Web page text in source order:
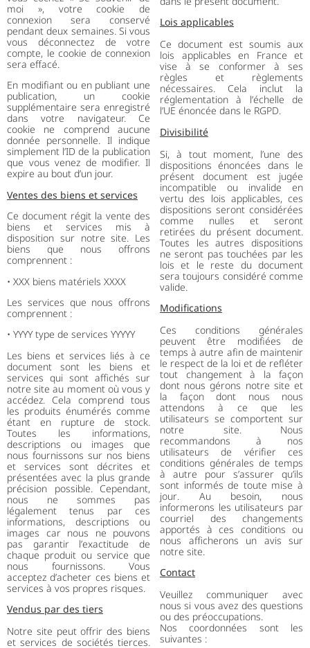
moi », votre cookie de
connexion sera conservé
pendant deux semaines. Si vous
vous déconnectez de votre
compte, le cookie de connexion
sera effacé.
En modifiant ou en publiant une
publication, un cookie
supplémentaire sera enregistré
dans votre navigateur. Ce
cookie ne comprend aucune
donnée personnelle. Il indique
simplement l’ID de la publication
que vous venez de modifier. Il
expire au bout d’un jour.
Ventes des biens et services
Ce document régit la vente des
biens et services mis à
disposition sur notre site. Les
biens que nous offrons
comprennent :
• XXX biens matériels XXXX
Les services que nous offrons
comprennent :
• YYYY type de services YYYYY
Les biens et services liés à ce
document sont les biens et
services qui sont affichés sur
notre site au moment où vous y
accédez. Cela comprend tous
les produits énumérés comme
étant en rupture de stock.
Toutes les informations,
descriptions ou images que
nous fournissons sur nos biens
et services sont décrites et
présentées avec la plus grande
précision possible. Cependant,
nous ne sommes pas
légalement tenus par ces
informations, descriptions ou
images car nous ne pouvons
pas garantir l’exactitude de
chaque produit ou service que
nous fournissons. Vous
acceptez d’acheter ces biens et
services à vos propres risques.
Vendus par des tiers
Notre site peut offrir des biens
et services de sociétés tierces.
Lois applicables
Ce document est soumis aux
lois applicables en France et
vise à se conformer à ses
règles et règlements
nécessaires. Cela inclut la
réglementation à l’échelle de
l’UE énoncée dans le RGPD.
Divisibilité
Si, à tout moment, l’une des
dispositions énoncées dans le
présent document est jugée
incompatible ou invalide en
vertu des lois applicables, ces
dispositions seront considérées
comme nulles et seront
retirées du présent document.
Toutes les autres dispositions
ne seront pas touchées par les
lois et le reste du document
sera toujours considéré comme
valide.
Modifications
Ces conditions générales
peuvent être modifiées de
temps à autre afin de maintenir
le respect de la loi et de refléter
tout changement à la façon
dont nous gérons notre site et
la façon dont nous nous
attendons à ce que les
utilisateurs se comportent sur
notre site. Nous
recommandons à nos
utilisateurs de vérifier ces
conditions générales de temps
à autre pour s’assurer qu’ils
sont informés de toute mise à
jour. Au besoin, nous
informerons les utilisateurs par
courriel des changements
apportés à ces conditions ou
nous afficherons un avis sur
notre site.
Contact
Veuillez communiquer avec
nous si vous avez des questions
ou des préoccupations.
Nos coordonnées sont les
suivantes :